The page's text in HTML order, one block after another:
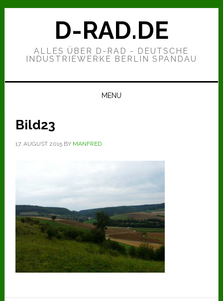
Zur
Hauptnavigation
Zum
Zur
D-RAD.DE
ALLES ÜBER D-RAD - DEUTSCHE
INDUSTRIEWERKE BERLIN SPANDAU
MENU
Bild23
17. AUGUST 2015BY MANFRED